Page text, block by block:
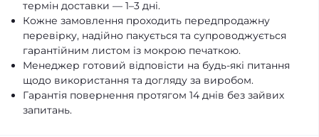
термін доставки — 1–3 дні.
Кожне замовлення проходить передпродажну
перевірку, надійно пакується та супроводжується
гарантійним листом із мокрою печаткою.
Менеджер готовий відповісти на будь-які питання
щодо використання та догляду за виробом.
Гарантія повернення протягом 14 днів без зайвих
запитань.